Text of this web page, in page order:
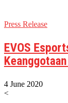
Press Release
EVOS
4 June 2020
<